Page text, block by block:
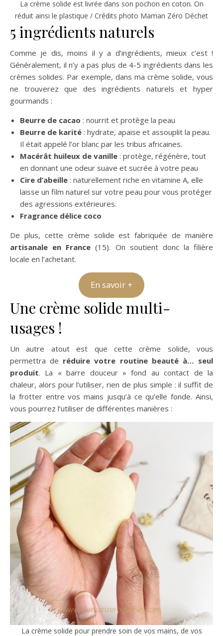
La crème solide est livrée dans son pochon en coton. On
réduit ainsi le plastique / Crédits photo Maman Zéro Déchet
5 ingrédients naturels
Comme je dis, moins il y a d’ingrédients, mieux c’est !
Généralement, il n’y a pas plus de 4-5 ingrédients dans les
crèmes solides. Par exemple, dans ma crème solide, vous
ne trouverez que des ingrédients naturels et hyper
gourmands :
Beurre de cacao : nourrit et protège la peau
Beurre de karité : hydrate, apaise et assouplit la peau.
Il était appelé l’or blanc par les tribus africaines.
Macérât huileux de vanille : protège, régénère, tout
en donnant une odeur suave et sucrée à votre peau
Cire d’abeille : naturellement riche en vitamine A, elle
laisse un film naturel sur votre peau pour vous protéger
des agressions extérieures.
Fragrance délice coco
De plus, cette crème solide est fabriquée de manière
artisanale en France (15). On soutient donc la filière
locale en l’achetant.
En savoir +
Une crème solide multi-
usages !
Un autre atout est que cette crème solide, vous
permettra de réduire votre routine beauté à… seul
produit. La « barre douceur » fond au contact de la
chaleur, alors pour l’utiliser, rien de plus simple : il suffit de
la frotter entre vos mains jusqu’à ce qu’elle fonde. Ainsi,
vous pourrez l’utiliser de différentes manières :
La crème solide pour prendre soin de vos mains, de vos